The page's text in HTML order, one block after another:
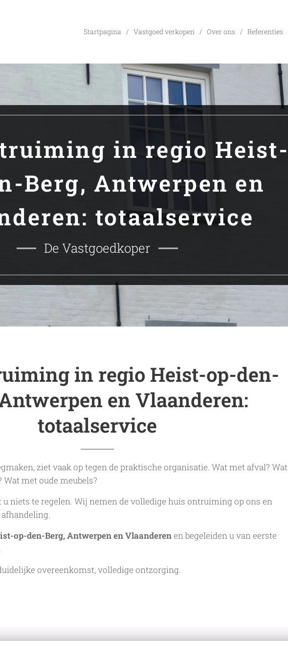
Startpagina Vastgoed verkopen Over ons Referenties
in regio Heist-
Berg, Antwerpen en
totaalservice
De Vastgoedkoper
in regio Heist-op-den-
en Vlaanderen:
totaalservice
ziet vaak op tegen de praktische organisatie. Wat met afval? Wat
met oude meubels?
niets te regelen. Wij nemen de volledige huis ontruiming op ons en
op-den-Berg, Antwerpen en Vlaanderenen begeleiden u van eerste
overeenkomst, volledige ontzorging.